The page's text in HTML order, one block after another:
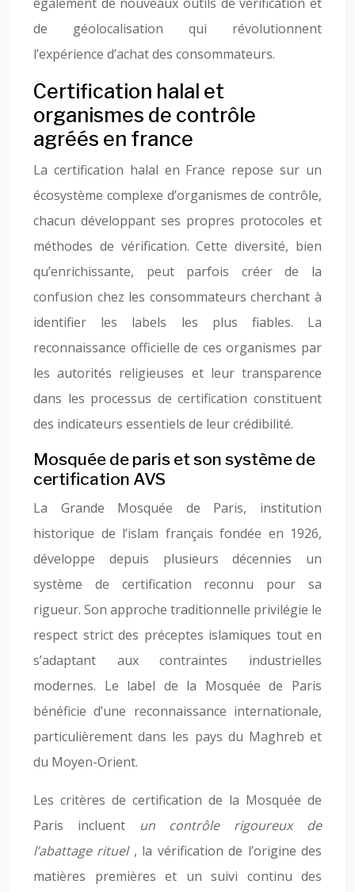
de géolocalisation qui révolutionnent
l’expérience d’achat des consommateurs.
Certification halal et
organismes de contrôle
agréés en france
La certification halal en France repose sur un
écosystème complexe d’organismes de contrôle,
chacun développant ses propres protocoles et
méthodes de vérification. Cette diversité, bien
qu’enrichissante, peut parfois créer de la
confusion chez les consommateurs cherchant à
identifier les labels les plus fiables. La
reconnaissance officielle de ces organismes par
les autorités religieuses et leur transparence
dans les processus de certification constituent
des indicateurs essentiels de leur crédibilité.
Mosquée de paris et son système de
certification AVS
La Grande Mosquée de Paris, institution
historique de l’islam français fondée en 1926,
développe depuis plusieurs décennies un
système de certification reconnu pour sa
rigueur. Son approche traditionnelle privilégie le
respect strict des préceptes islamiques tout en
s’adaptant aux contraintes industrielles
modernes. Le label de la Mosquée de Paris
bénéficie d’une reconnaissance internationale,
particulièrement dans les pays du Maghreb et
du Moyen-Orient.
Les critères de certification de la Mosquée de
Paris incluent
un contrôle rigoureux de
l’abattage rituel , la vérification de l’origine des
matières premières et un suivi continu des